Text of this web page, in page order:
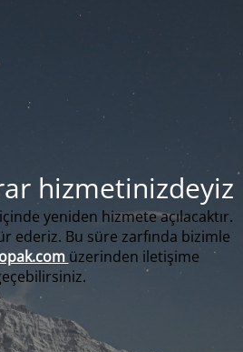
hizmetinizdeyiz
yeniden hizmete açılacaktır.
ederiz. Bu süre zarfında bizimle
üzerinden iletişime